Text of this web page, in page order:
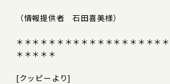
（情報提供者 石田喜美様）
＊＊＊＊＊＊＊＊＊＊＊＊＊＊＊＊＊＊
＊＊＊＊＊
[クッピーより]